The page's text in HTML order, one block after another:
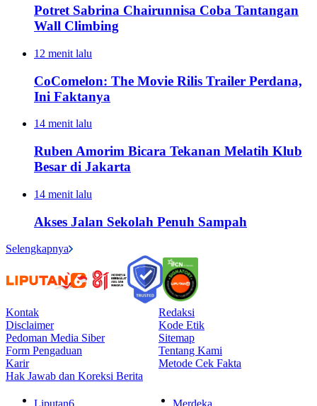
Potret Sabrina Chairunnisa Coba Tantangan
Wall Climbing
12 menit lalu
CoComelon: The Movie Rilis Trailer Perdana,
Ini Faktanya
14 menit lalu
Ruben Amorim Bicara Tekanan Melatih Klub
Besar di Jakarta
14 menit lalu
Akses Jalan Sekolah Penuh Sampah
Selengkapnya
Kontak
Redaksi
Disclaimer
Kode Etik
Pedoman Media Siber
Sitemap
Form Pengaduan
Tentang Kami
Karir
Metode Cek Fakta
Hak Jawab dan Koreksi Berita